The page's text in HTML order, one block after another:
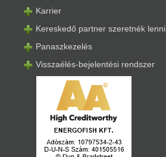
Karrier
Kereskedő partner szeretnék lenni
Panaszkezelés
Visszaélés-bejelentési rendszer